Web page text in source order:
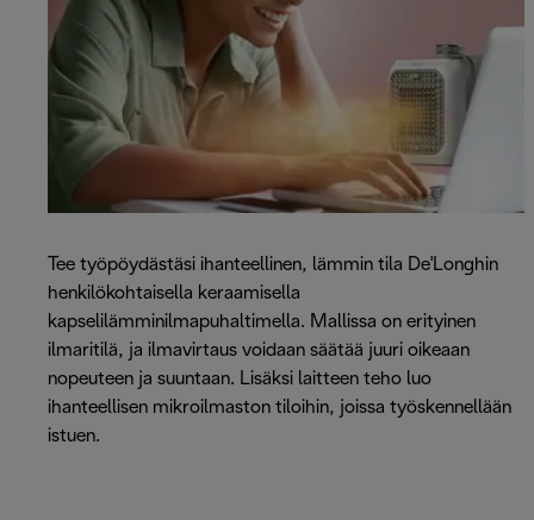
Tee työpöydästäsi ihanteellinen, lämmin tila De'Longhin
henkilökohtaisella keraamisella
kapselilämminilmapuhaltimella. Mallissa on erityinen
ilmaritilä, ja ilmavirtaus voidaan säätää juuri oikeaan
nopeuteen ja suuntaan. Lisäksi laitteen teho luo
ihanteellisen mikroilmaston tiloihin, joissa työskennellään
istuen.